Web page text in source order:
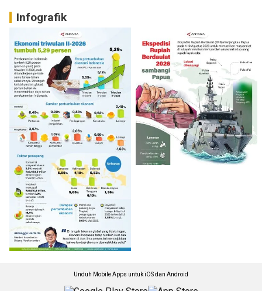
Infografik
Unduh Mobile Apps untuk iOS dan Android